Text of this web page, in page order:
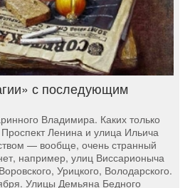
с последующим
Владимира. Каких только
Ленина и улица Ильича
— вообще, очень странный
например, улиц Виссарионыча
Урицкого, Володарского.
Улицы Демьяна Бедного